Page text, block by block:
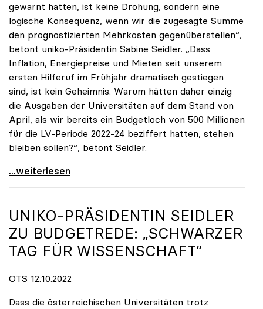
gewarnt hatten, ist keine Drohung, sondern eine
logische Konsequenz, wenn wir die zugesagte Summe
den prognostizierten Mehrkosten gegenüberstellen“,
betont uniko-Präsidentin Sabine Seidler. „Dass
Inflation, Energiepreise und Mieten seit unserem
ersten Hilferuf im Frühjahr dramatisch gestiegen
sind, ist kein Geheimnis. Warum hätten daher einzig
die Ausgaben der Universitäten auf dem Stand von
April, als wir bereits ein Budgetloch von 500 Millionen
für die LV-Periode 2022-24 beziffert hatten, stehen
bleiben sollen?“, betont Seidler.
Universitäten fordern Krisengipfel zum
...weiterlesen
UNIKO-PRÄSIDENTIN SEIDLER
ZU BUDGETREDE: „SCHWARZER
TAG FÜR WISSENSCHAFT“
OTS 12.10.2022
Dass die österreichischen Universitäten trotz